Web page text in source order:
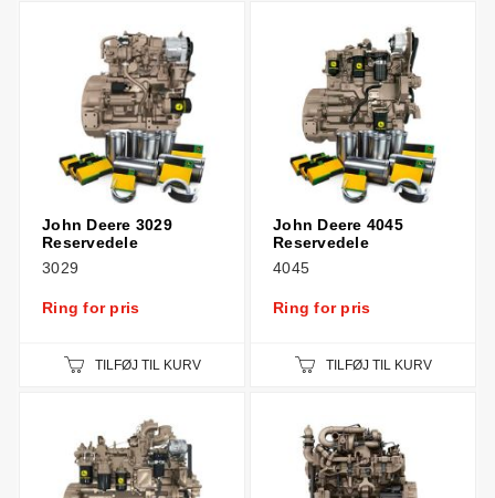
John Deere 3029
Reservedele
3029
Ring for pris
TILFØJ TIL KURV
John Deere 4045
Reservedele
4045
Ring for pris
TILFØJ TIL KURV